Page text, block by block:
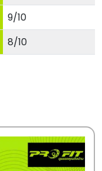
9/10
8/10